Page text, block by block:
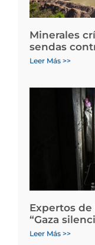
Minerales
sendas
Leer Más >>
Expertos de
“Gaza
Leer Más >>